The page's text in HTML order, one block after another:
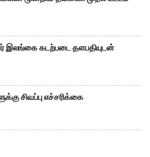
இலங்கை கடற்படை தளபதியுடன்
சிவப்பு எச்சரிக்கை